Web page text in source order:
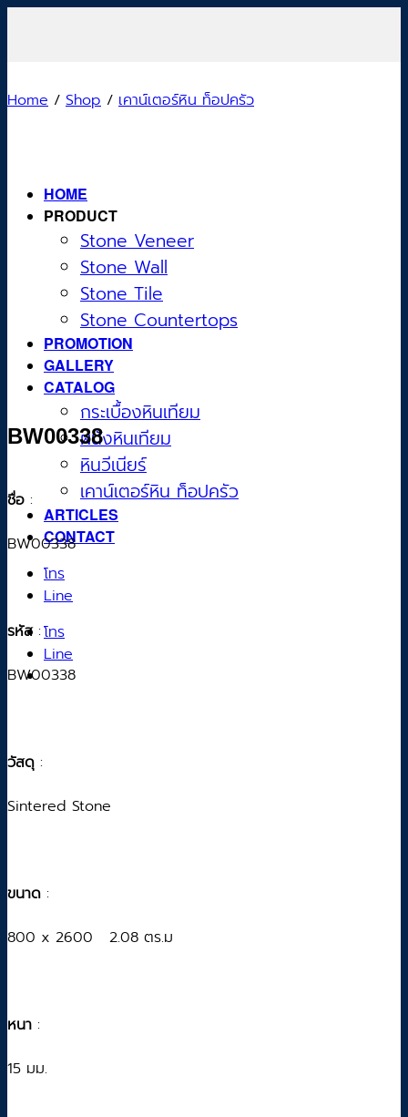
HOME
PRODUCT
Stone Veneer
Stone Wall
Stone Tile
Stone Countertops
PROMOTION
GALLERY
CATALOG
กระเบื้องหินเทียม
ผนังหินเทียม
หินวีเนียร์
เคาน์เตอร์หิน ท็อปครัว
ARTICLES
CONTACT
โทร
Line
โทร
Line
Home / Shop / เคาน์เตอร์หิน ท็อปครัว
BW00338
ชื่อ :
BW00338
รหัส:
BW00338
วัสดุ :
Sintered Stone
ขนาด :
800 x 2600 2.08 ตร.ม
หนา :
15 มม.